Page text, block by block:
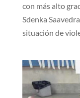
con más alto
Sdenka
situación de